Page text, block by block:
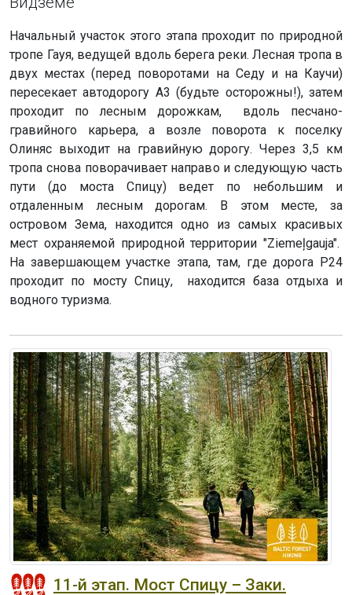
Начальный участок этого этапа проходит по природной
тропе Гауя, ведущей вдоль берега реки. Лесная тропа в
двух местах (перед поворотами на Седу и на Каучи)
пересекает автодорогу А3 (будьте осторожны!), затем
проходит по лесным дорожкам, вдоль песчано-
гравийного карьера, а возле поворота к поселку
Олиняс выходит на гравийную дорогу. Через 3,5 км
тропа снова поворачивает направо и следующую часть
пути (до моста Спицу) ведет по небольшим и
отдаленным лесным дорогам. В этом месте, за
островом Зема, находится одно из самых красивых
мест охраняемой природной территории "Ziemeļgauja".
На завершающем участке этапа, там, где дорога P24
проходит по мосту Спицу, находится база отдыха и
водного туризма.
11-й этап. Мост Спицу – Заки.